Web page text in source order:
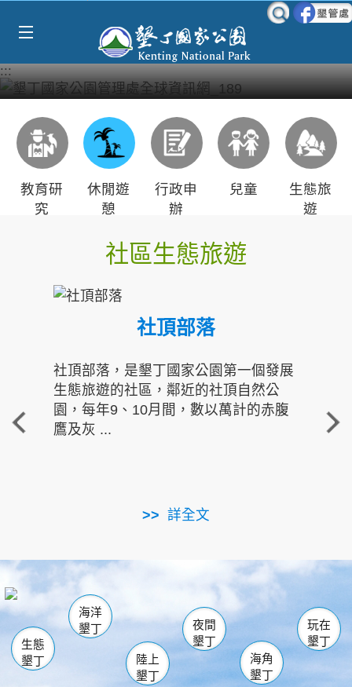
:::
教育研
究
休閒遊
憩
行政申
辦
兒童
生態旅
遊
社區生態旅遊
社頂部落
社頂部落，是墾丁國家公園第一個發展
生態旅遊的社區，鄰近的社頂自然公
園，每年9、10月間，數以萬計的赤腹
鷹及灰 ...
詳全文
重
走進
南仁湖
海生館
恆春 佳樂水
龍鑾潭自然中心 森林遊樂區
瓊麻館
關山 墾管處遊客中心
社頂公園 風吹沙
船帆石
白砂 龍磐公園
香蕉灣
砂島
鵝鑾鼻
生態
墾丁
海洋
墾丁
陸上
墾丁
夜間
墾丁
海角
墾丁
玩在
墾丁